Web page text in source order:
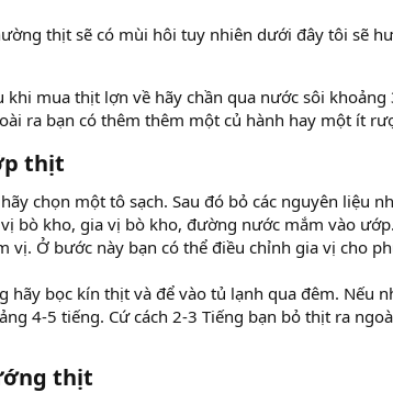
thịt sẽ có mùi hôi tuy nhiên dưới đây tôi sẽ
khi mua thịt lợn về hãy chần qua nước sôi
ra bạn có thêm thêm một củ hành hay một ít
thịt​
chọn một tô sạch. Sau đó bỏ các nguyên liệu
bò kho, gia vị bò kho, đường nước mắm vào
vị. Ở bước này bạn có thể điều chỉnh gia vị cho
hãy bọc kín thịt và để vào tủ lạnh qua đêm. Nếu
4-5 tiếng. Cứ cách 2-3 Tiếng bạn bỏ thịt ra
thịt​